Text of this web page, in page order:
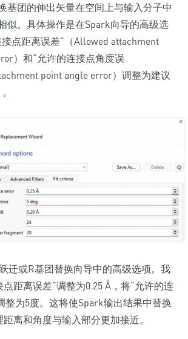
基团的伸出矢量在空间上与输入分子中
似。具体操作是在Spark向导的高级选
点距离误差”（Allowed attachment
）和“允许的连接点角度误
point angle error）调整为建议
迁或R基团替换向导中的高级选项。我
距离误差”调整为0.25 Å，将“允许的连
整为5度。这将使Spark输出结果中替换
离和角度与输入部分更加接近。